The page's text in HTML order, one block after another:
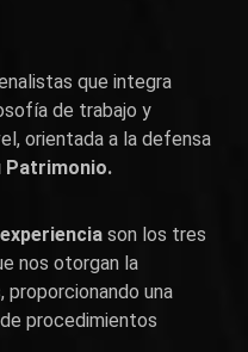
que integra
de trabajo y
orientada a la defensa
Patrimonio.
son los tres
nos otorgan la
una
procedimientos